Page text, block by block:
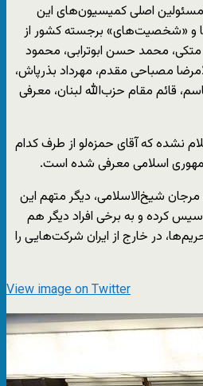
اصلی کمیسیون‌های این
و «شخصیت‌های» برجسته کشور از
متکی، محمد حسن ابوترابی، محمود
مصباحی مقدم، مهرداد بذرپاش،
قائم مقام حزب‌الله لبنان، معرفی
نشده که آقای حمزه‌لو از طرف کدام
جمهوری اسلامی معرفی شده است.
شیخ‌الاسلامی، دیگر متهم این
کرده و به برخی افراد دیگر هم
در خارج از ایران شرکت‌هایی را
View image on Twitter